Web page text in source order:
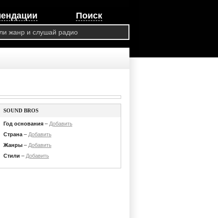
Поиск
SOUND BROS
Год основания– Добавить
Страна– Добавить
Жанры– Добавить
Стили – Добавить